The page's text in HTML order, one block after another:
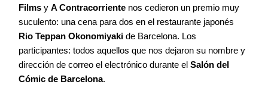
Films y A Contracorriente nos cedieron un premio muy
suculento: una cena para dos en el restaurante japonés
Rio Teppan Okonomiyaki de Barcelona. Los
participantes: todos aquellos que nos dejaron su nombre y
dirección de correo el electrónico durante el Salón del
Cómic de Barcelona.
©2026 COPYRIGHT FLOTHEMES